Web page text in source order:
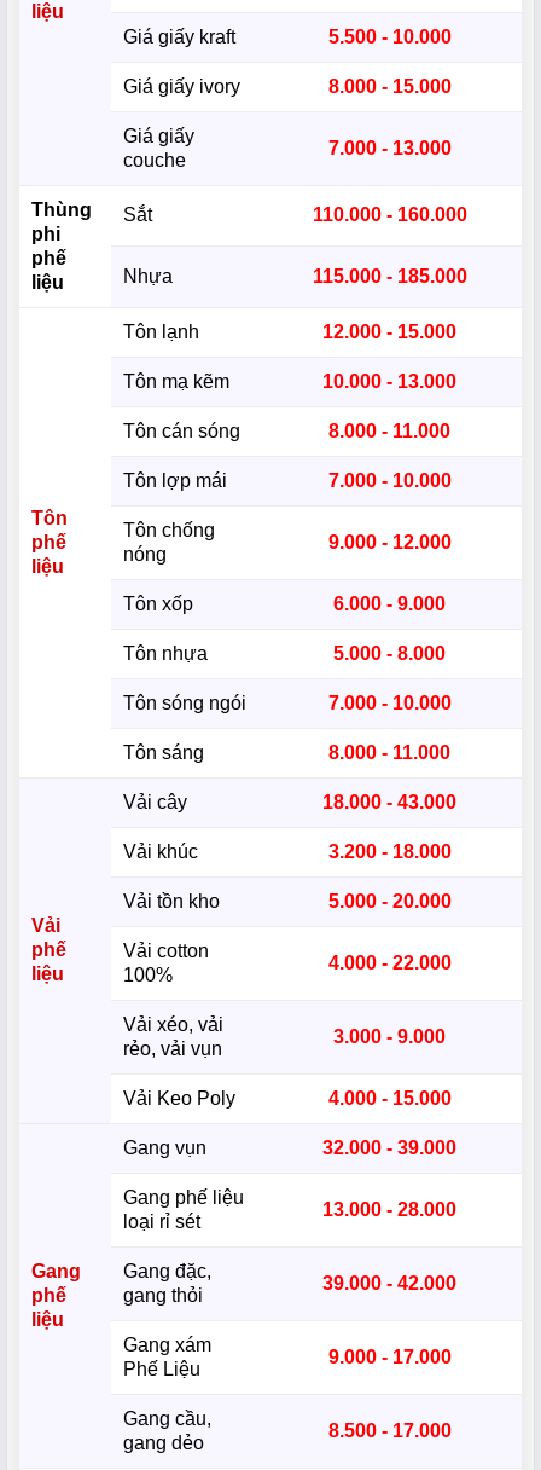
liệu
Giá giấy kraft 5.500 - 10.000
Giá giấy ivory 8.000 - 15.000
Giá giấy
couche
7.000 - 13.000
Thùng
phi
phế
liệu
Sắt 110.000 - 160.000
Nhựa 115.000 - 185.000
Tôn
phế
liệu
Tôn lạnh 12.000 - 15.000
Tôn mạ kẽm 10.000 - 13.000
Tôn cán sóng 8.000 - 11.000
Tôn lợp mái 7.000 - 10.000
Tôn chống
nóng
9.000 - 12.000
Tôn xốp 6.000 - 9.000
Tôn nhựa 5.000 - 8.000
Tôn sóng ngói 7.000 - 10.000
Tôn sáng 8.000 - 11.000
Vải
phế
liệu
Vải cây 18.000 - 43.000
Vải khúc 3.200 - 18.000
Vải tồn kho 5.000 - 20.000
Vải cotton
100%
4.000 - 22.000
Vải xéo, vải
rẻo, vải vụn
3.000 - 9.000
Vải Keo Poly 4.000 - 15.000
Gang
phế
liệu
Gang vụn 32.000 - 39.000
Gang phế liệu
loại rỉ sét
13.000 - 28.000
Gang đặc,
gang thỏi
39.000 - 42.000
Gang xám
Phế Liệu
9.000 - 17.000
Gang cầu,
gang dẻo
8.500 - 17.000